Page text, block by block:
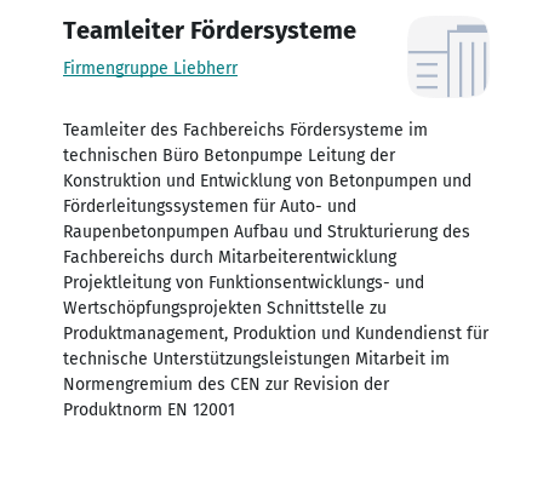
Teamleiter Fördersysteme
Firmengruppe Liebherr
Teamleiter des Fachbereichs Fördersysteme im
technischen Büro Betonpumpe Leitung der
Konstruktion und Entwicklung von Betonpumpen und
Förderleitungssystemen für Auto- und
Raupenbetonpumpen Aufbau und Strukturierung des
Fachbereichs durch Mitarbeiterentwicklung
Projektleitung von Funktionsentwicklungs- und
Wertschöpfungsprojekten Schnittstelle zu
Produktmanagement, Produktion und Kundendienst für
technische Unterstützungsleistungen Mitarbeit im
Normengremium des CEN zur Revision der
Produktnorm EN 12001